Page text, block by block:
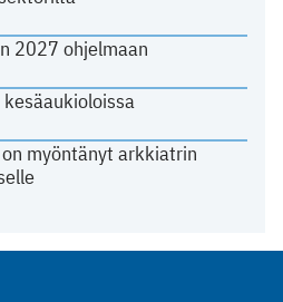
2027 ohjelmaan
myöntänyt arkkiatrin